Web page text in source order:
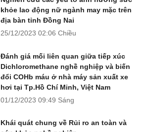
khỏe lao động nữ ngành may mặc trên
địa bàn tỉnh Đồng Nai
25/12/2023 02:06 Chiều
Đánh giá mối liên quan giữa tiếp xúc
Dichloromethane nghề nghiệp và biến
đổi COHb máu ở nhà máy sản xuất xe
hơi tại Tp.Hồ Chí Minh, Việt Nam
01/12/2023 09:49 Sáng
Khái quát chung về Rủi ro an toàn và